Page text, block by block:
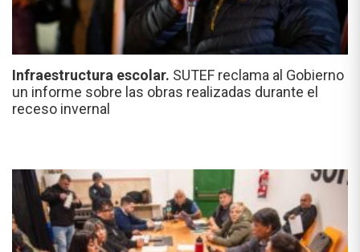
Infraestructura escolar. SUTEF reclama al Gobierno
un informe sobre las obras realizadas durante el
receso invernal